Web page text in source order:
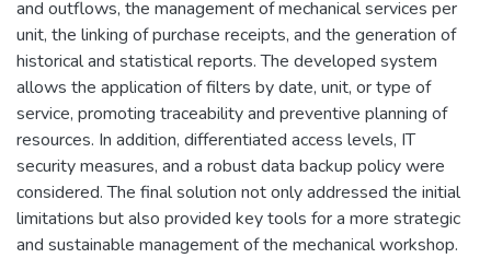
and outflows, the management of mechanical services per
unit, the linking of purchase receipts, and the generation of
historical and statistical reports. The developed system
allows the application of filters by date, unit, or type of
service, promoting traceability and preventive planning of
resources. In addition, differentiated access levels, IT
security measures, and a robust data backup policy were
considered. The final solution not only addressed the initial
limitations but also provided key tools for a more strategic
and sustainable management of the mechanical workshop.